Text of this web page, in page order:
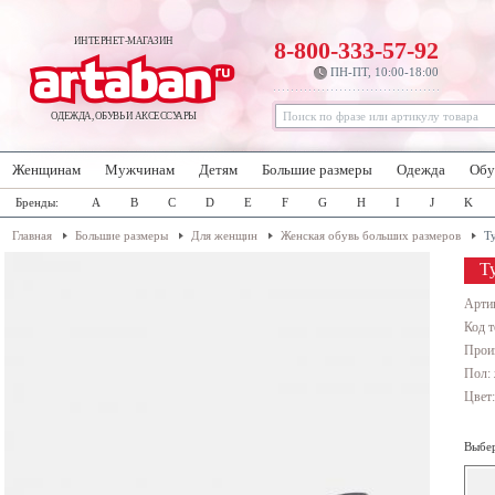
ИНТЕРНЕТ-МАГАЗИН
ОДЕЖДА, ОБУВЬ И АКСЕССУАРЫ
8-800-333-57-92
ПН-ПТ, 10:00-18:00
Женщинам Мужчинам Детям Большие размеры Одежда
Бренды: A B C D E F G H I J K
Главная Большие размеры Для женщин Женская обувь больших размеров
Код
Пол: